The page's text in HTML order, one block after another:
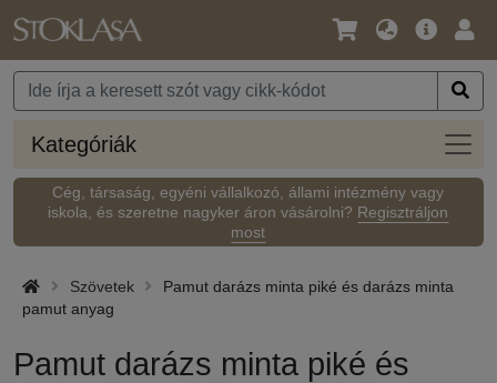
Nyelv
Pénznem
Fő
Kategóriák
Cég, társaság, egyéni vállalkozó, állami intézmény vagy
iskola, és szeretne nagyker áron vásárolni? Regisztráljon
most
Szövetek
Pamut darázs minta piké és darázs minta
pamut anyag
Pamut darázs minta piké és